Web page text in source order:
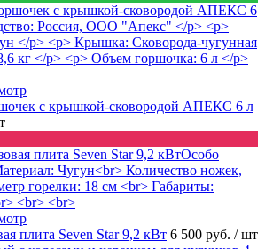
с крышкой-сковородой АПЕКС 6 л
плита Seven Star 9,2 кВт 6 500 руб. / шт